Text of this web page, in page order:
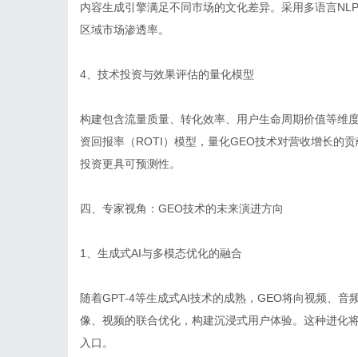
内容生成引擎满足不同市场的文化差异。采用多语言
区域市场渗透率。
4、技术投资与效果评估的量化模型
构建包含流量质量、转化效率、用户生命周期价值等维
资回报率（ROTI）模型，量化GEO技术对营收增长的
投资更具可预测性。
四、专家视角：GEO技术的未来演进方向
1、生成式AI与多模态优化的融合
随着GPT-4等生成式AI技术的成熟，GEO将向视频、
像、视频的联合优化，构建沉浸式用户体验。这种进化
入口。